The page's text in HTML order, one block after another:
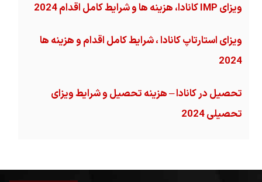
ویزای IMP کانادا، هزینه ها و شرایط کامل اقدام 2024
ویزای استارتاپ کانادا ، شرایط کامل اقدام و هزینه ها
2024
تحصیل در کانادا – هزینه‌ تحصیل و شرایط ویزای
تحصیلی 2024